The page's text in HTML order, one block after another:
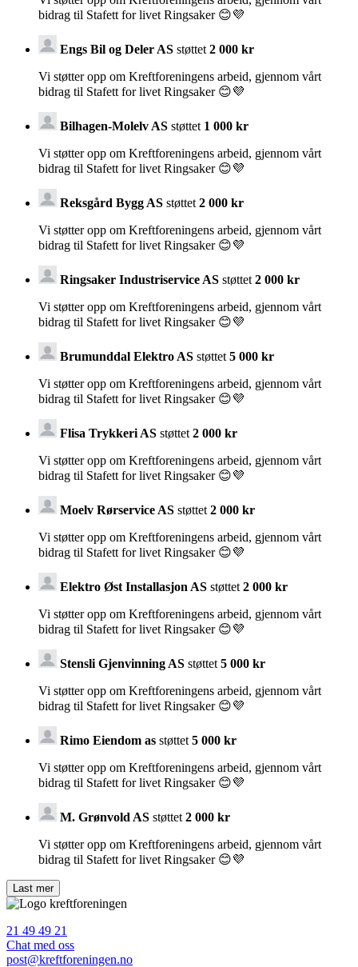
bidrag til Stafett for livet Ringsaker 😊💜
Engs Bil og Deler AS støttet 2 000 kr
Vi støtter opp om Kreftforeningens arbeid, gjennom vårt
bidrag til Stafett for livet Ringsaker 😊💜
Bilhagen-Molelv AS støttet 1 000 kr
Vi støtter opp om Kreftforeningens arbeid, gjennom vårt
bidrag til Stafett for livet Ringsaker 😊💜
Reksgård Bygg AS støttet 2 000 kr
Vi støtter opp om Kreftforeningens arbeid, gjennom vårt
bidrag til Stafett for livet Ringsaker 😊💜
Ringsaker Industriservice AS støttet 2 000 kr
Vi støtter opp om Kreftforeningens arbeid, gjennom vårt
bidrag til Stafett for livet Ringsaker 😊💜
Brumunddal Elektro AS støttet 5 000 kr
Vi støtter opp om Kreftforeningens arbeid, gjennom vårt
bidrag til Stafett for livet Ringsaker 😊💜
Flisa Trykkeri AS støttet 2 000 kr
Vi støtter opp om Kreftforeningens arbeid, gjennom vårt
bidrag til Stafett for livet Ringsaker 😊💜
Moelv Rørservice AS støttet 2 000 kr
Vi støtter opp om Kreftforeningens arbeid, gjennom vårt
bidrag til Stafett for livet Ringsaker 😊💜
Elektro Øst Installasjon AS støttet 2 000 kr
Vi støtter opp om Kreftforeningens arbeid, gjennom vårt
bidrag til Stafett for livet Ringsaker 😊💜
Stensli Gjenvinning AS støttet 5 000 kr
Vi støtter opp om Kreftforeningens arbeid, gjennom vårt
bidrag til Stafett for livet Ringsaker 😊💜
Rimo Eiendom as støttet 5 000 kr
Vi støtter opp om Kreftforeningens arbeid, gjennom vårt
bidrag til Stafett for livet Ringsaker 😊💜
M. Grønvold AS støttet 2 000 kr
Vi støtter opp om Kreftforeningens arbeid, gjennom vårt
bidrag til Stafett for livet Ringsaker 😊💜
21 49 49 21
Chat med oss
post@kreftforeningen.no